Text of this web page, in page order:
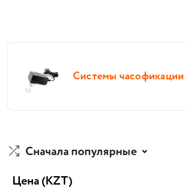
Системы часофикации
Сначала популярные
Цена(KZT)